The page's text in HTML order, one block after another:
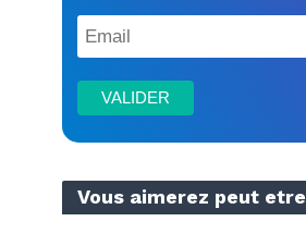
Vous aimerez peut